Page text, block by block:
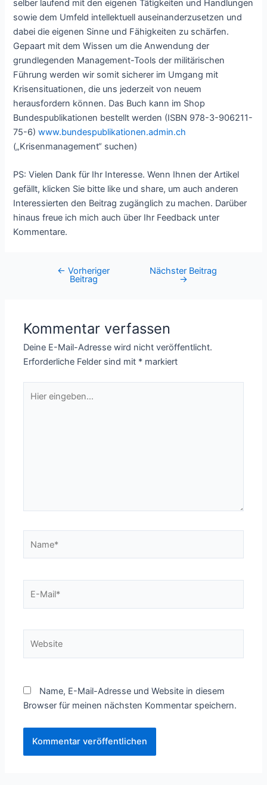
selber laufend mit den eigenen Tätigkeiten und Handlungen
sowie dem Umfeld intellektuell auseinanderzusetzen und
dabei die eigenen Sinne und Fähigkeiten zu schärfen.
Gepaart mit dem Wissen um die Anwendung der
grundlegenden Management-Tools der militärischen
Führung werden wir somit sicherer im Umgang mit
Krisensituationen, die uns jederzeit von neuem
herausfordern können. Das Buch kann im Shop
Bundespublikationen bestellt werden (ISBN 978-3-906211-
75-6)www.bundespublikationen.admin.ch
(„Krisenmanagement“ suchen)
PS: Vielen Dank für Ihr Interesse. Wenn Ihnen der Artikel
gefällt, klicken Sie bitte like und share, um auch anderen
Interessierten den Beitrag zugänglich zu machen. Darüber
hinaus freue ich mich auch über Ihr Feedback unter
Kommentare.
← Vorheriger
Beitrag
Nächster Beitrag
→
Kommentar verfassen
Deine E-Mail-Adresse wird nicht veröffentlicht.
Erforderliche Felder sind mit * markiert
eingeben…
Mail*
Name, E-Mail-Adresse und Website in diesem
Browser für meinen nächsten Kommentar speichern.